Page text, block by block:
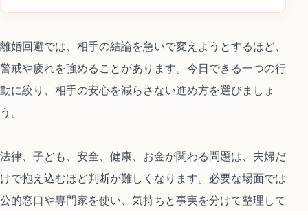
離婚回避では、相手の結論を急いで変えようとするほど、
警戒や疲れを強めることがあります。今日できる一つの行
動に絞り、相手の安心を減らさない進め方を選びましょ
う。
法律、子ども、安全、健康、お金が関わる問題は、夫婦だ
けで抱え込むほど判断が難しくなります。必要な場面では
公的窓口や専門家を使い、気持ちと事実を分けて整理して